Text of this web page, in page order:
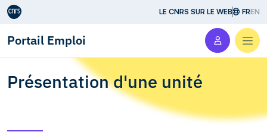
Aller au contenu LE CNRS SUR LE WEB FREN
Portail Emploi
Présentation d'une unité